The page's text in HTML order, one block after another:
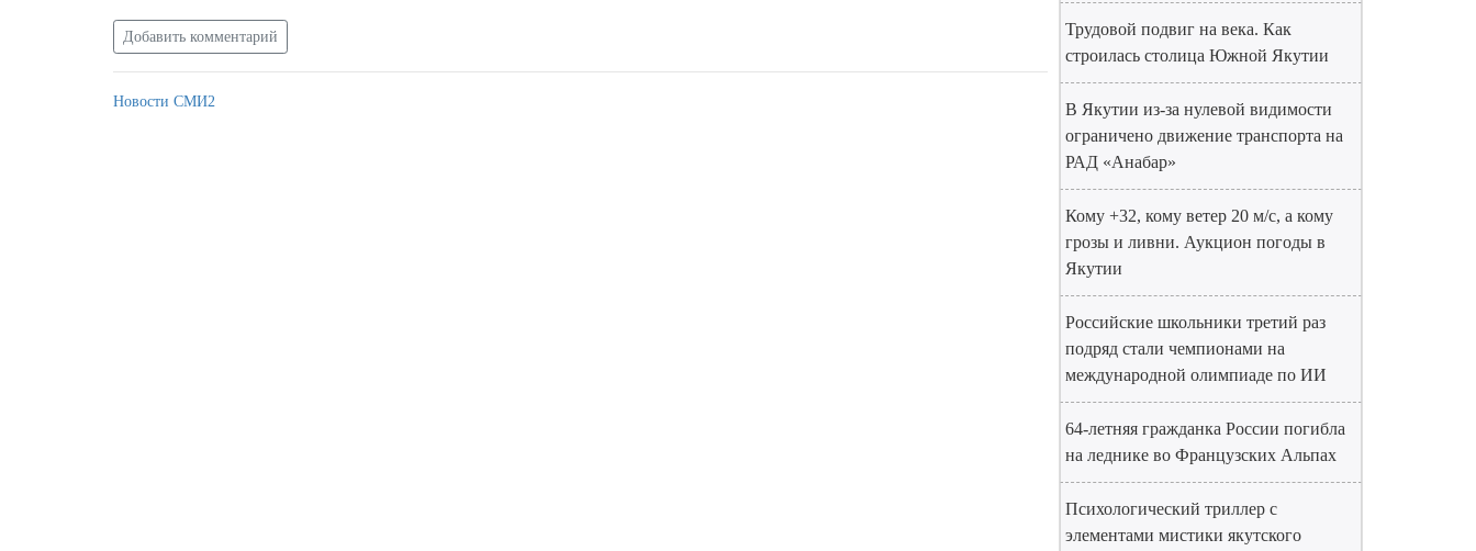
Добавить комментарий
Новости СМИ2
Трудовой подвиг на века. Как
строилась столица Южной Якутии
В Якутии из-за нулевой видимости
ограничено движение транспорта на
РАД «Анабар»
Кому +32, кому ветер 20 м/с, а кому
грозы и ливни. Аукцион погоды в
Якутии
Российские школьники третий раз
подряд стали чемпионами на
международной олимпиаде по ИИ
64-летняя гражданка России погибла
на леднике во Французских Альпах
Психологический триллер с
элементами мистики якутского